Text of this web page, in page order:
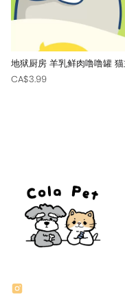
地狱厨房 羊乳鲜肉噜噜罐
CA$3.99